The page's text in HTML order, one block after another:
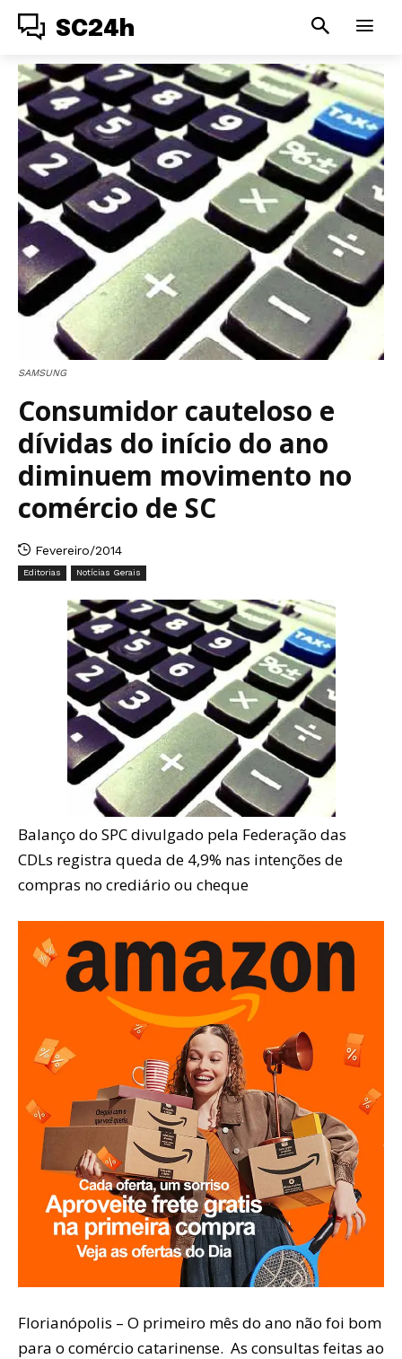
SC24h
SAMSUNG
Consumidor cauteloso e
dívidas do início do ano
diminuem movimento no
comércio de SC
Fevereiro/2014
Editorias Notícias Gerais
Balanço do SPC divulgado pela Federação das
CDLs registra queda de 4,9% nas intenções de
compras no crediário ou cheque
Florianópolis – O primeiro mês do ano não foi bom
para o comércio catarinense. As consultas feitas ao